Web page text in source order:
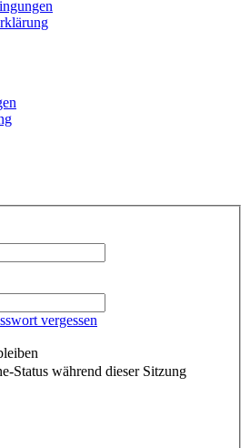
vergessen
Status während dieser Sitzung